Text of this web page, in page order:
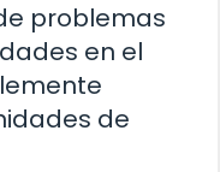
problemas
en el
de